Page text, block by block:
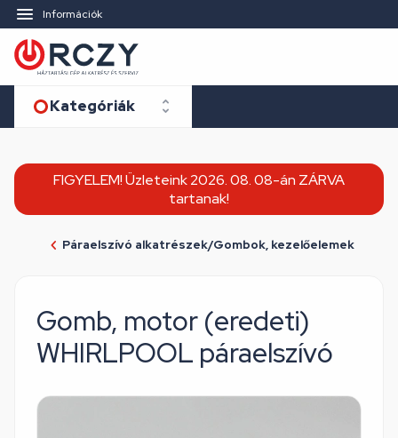
Információk
Kategóriák
FIGYELEM! Üzleteink 2026. 08. 08-án ZÁRVA
tartanak!
Páraelszívó alkatrészek/Gombok, kezelőelemek
Gomb, motor (eredeti)
WHIRLPOOL páraelszívó